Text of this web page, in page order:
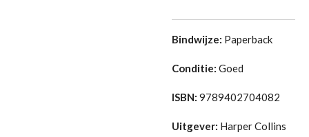
Bindwijze: Paperback
Conditie: Goed
ISBN: 9789402704082
Uitgever: Harper Collins